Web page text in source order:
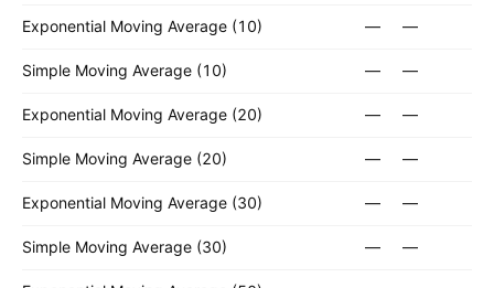
Exponential Moving Average (10) — —
Simple Moving Average (10) — —
Exponential Moving Average (20) — —
Simple Moving Average (20) — —
Exponential Moving Average (30) — —
Simple Moving Average (30) — —